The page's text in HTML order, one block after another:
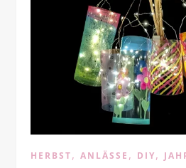
HERBST, ANLÄSSE , DIY,